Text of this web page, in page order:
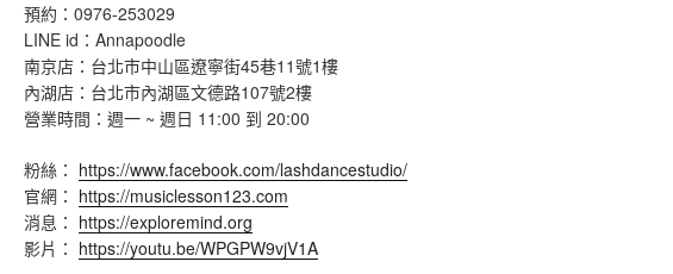
預約：0976-253029
LINE id：Annapoodle
南京店：台北市中山區遼寧街45巷11號1樓
內湖店：台北市內湖區文德路107號2樓
營業時間：週一 ~ 週日 11:00 到 20:00
粉絲： https://www.facebook.com/lashdancestudio/
官網： https://musiclesson123.com
消息： https://exploremind.org
影片： https://youtu.be/WPGPW9vjV1A